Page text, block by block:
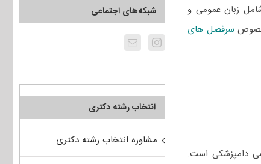
زبان عمومی و
سرفصل های
دامپزشکی است.
شبکه‌های اجتماعی
انتخاب رشته دکتری
مشاوره انتخاب رشته دکتری